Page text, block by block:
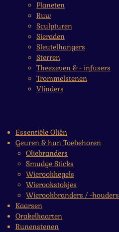
Planeten
Ruw
Sculpturen
Sieraden
Sleutelhangers
Sterren
Theezeven & - infusers
Trommelstenen
Vlinders
Essentiële Oliën
Geuren & hun Toebehoren
Oliebranders
Smudge Sticks
Wierookkegels
Wierookstokjes
Wierookbranders / -houders
Kaarsen
Orakelkaarten
Runenstenen